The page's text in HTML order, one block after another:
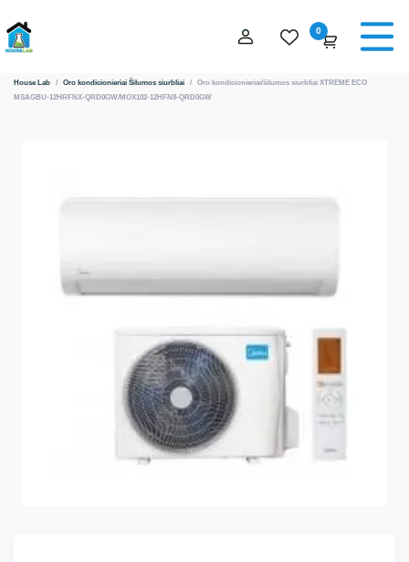
0
House Lab / Oro kondicionieriai Šilumos siurbliai / Oro kondicionieriai/šilumos siurbliai XTREME ECO
MSAGBU-12HRFNX-QRD0GW/MOX102-12HFN8-QRD0GW